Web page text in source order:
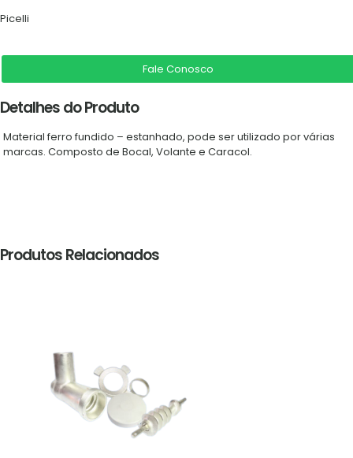
Picelli
Fale Conosco
Detalhes do Produto
Material ferro fundido – estanhado, pode ser utilizado por várias
marcas. Composto de Bocal, Volante e Caracol.
Produtos Relacionados